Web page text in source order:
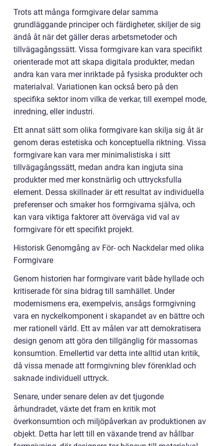
Trots att många formgivare delar samma
grundläggande principer och färdigheter, skiljer de sig
ändå åt när det gäller deras arbetsmetoder och
tillvägagångssätt. Vissa formgivare kan vara specifikt
orienterade mot att skapa digitala produkter, medan
andra kan vara mer inriktade på fysiska produkter och
materialval. Variationen kan också bero på den
specifika sektor inom vilka de verkar, till exempel mode,
inredning, eller industri.
Ett annat sätt som olika formgivare kan skilja sig åt är
genom deras estetiska och konceptuella riktning. Vissa
formgivare kan vara mer minimalistiska i sitt
tillvägagångssätt, medan andra kan ingjuta sina
produkter med mer konstnärlig och uttrycksfulla
element. Dessa skillnader är ett resultat av individuella
preferenser och smaker hos formgivarna själva, och
kan vara viktiga faktorer att överväga vid val av
formgivare för ett specifikt projekt.
Historisk Genomgång av För- och Nackdelar med olika
Formgivare
Genom historien har formgivare varit både hyllade och
kritiserade för sina bidrag till samhället. Under
modernismens era, exempelvis, ansågs formgivning
vara en nyckelkomponent i skapandet av en bättre och
mer rationell värld. Ett av målen var att demokratisera
design genom att göra den tillgänglig för massornas
konsumtion. Emellertid var detta inte alltid utan kritik,
då vissa menade att formgivning blev förenklad och
saknade individuell uttryck.
Senare, under senare delen av det tjugonde
århundradet, växte det fram en kritik mot
överkonsumtion och miljöpåverkan av produktionen av
objekt. Detta har lett till en växande trend av hållbar